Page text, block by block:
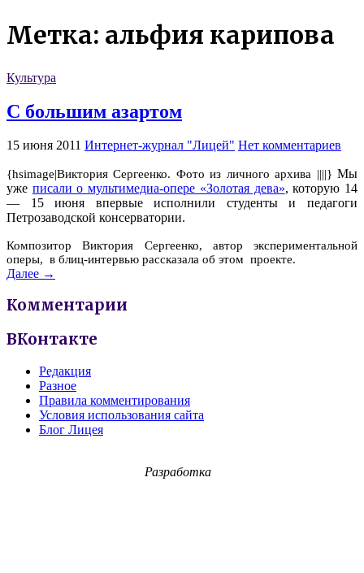
Метка: альфия карипова
Культура
С большим азартом
15 июня 2011 Интернет-журнал "Лицей" Нет комментариев
{hsimage|Виктория Сергеенко. Фото из личного архива ||||} Мы
уже писали о мультимедиа-опере «Золотая дева», которую 14
— 15 июня впервые исполнили студенты и педагоги
Петрозаводской консерватории.
Композитор Виктория Сергеенко, автор экспериментальной
оперы, в блиц-интервью рассказала об этом проекте.
Далее →
Комментарии
ВКонтакте
Редакция
Разное
Правила комментирования
Условия использования сайта
Блог Лицея
Разработка